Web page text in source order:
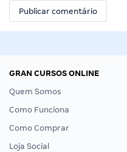
GRAN CURSOS ONLINE
Quem Somos
Como Funciona
Como Comprar
Loja Social